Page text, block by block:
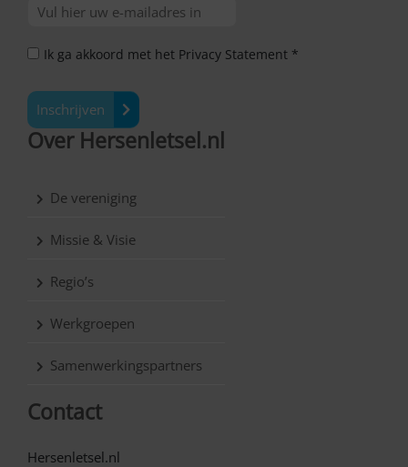
Ik ga akkoord met het Privacy Statement *
Inschrijven
Over Hersenletsel.nl
De vereniging
Missie & Visie
Regio’s
Werkgroepen
Samenwerkingspartners
Contact
Hersenletsel.nl